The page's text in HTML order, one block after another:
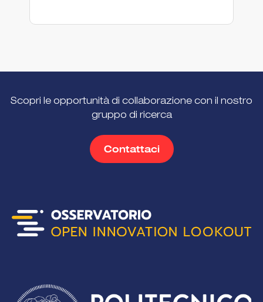
Scopri le opportunità di collaborazione con il nostro
gruppo di ricerca
Contattaci